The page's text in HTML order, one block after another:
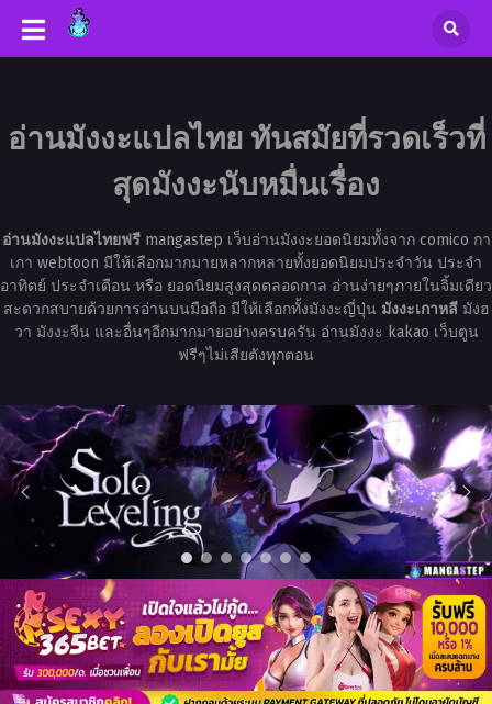
อ่านมังงะแปลไทย ทันสมัยที่รวดเร็วที่
สุดมังงะนับหมื่นเรื่อง
อ่านมังงะแปลไทยฟรีmangastep เว็บอ่านมังงะยอดนิยมทั้งจาก comico กา
เกา webtoon มีให้เลือกมากมายหลากหลายทั้งยอดนิยมประจำวัน ประจำ
อาทิตย์ ประจำเดือน หรือ ยอดนิยมสูงสุดตลอดกาล อ่านง่ายๆภายในจิ้มเดียว
สะดวกสบายด้วยการอ่านบนมือถือ มีให้เลือกทั้งมังงะญี่ปุ่น มังงะเกาหลีมังฮ
วา มังงะจีน และอื่นๆอีกมากมายอย่างครบครัน อ่านมังงะ kakao เว็บตูน
ฟรีๆไม่เสียตังทุกตอน